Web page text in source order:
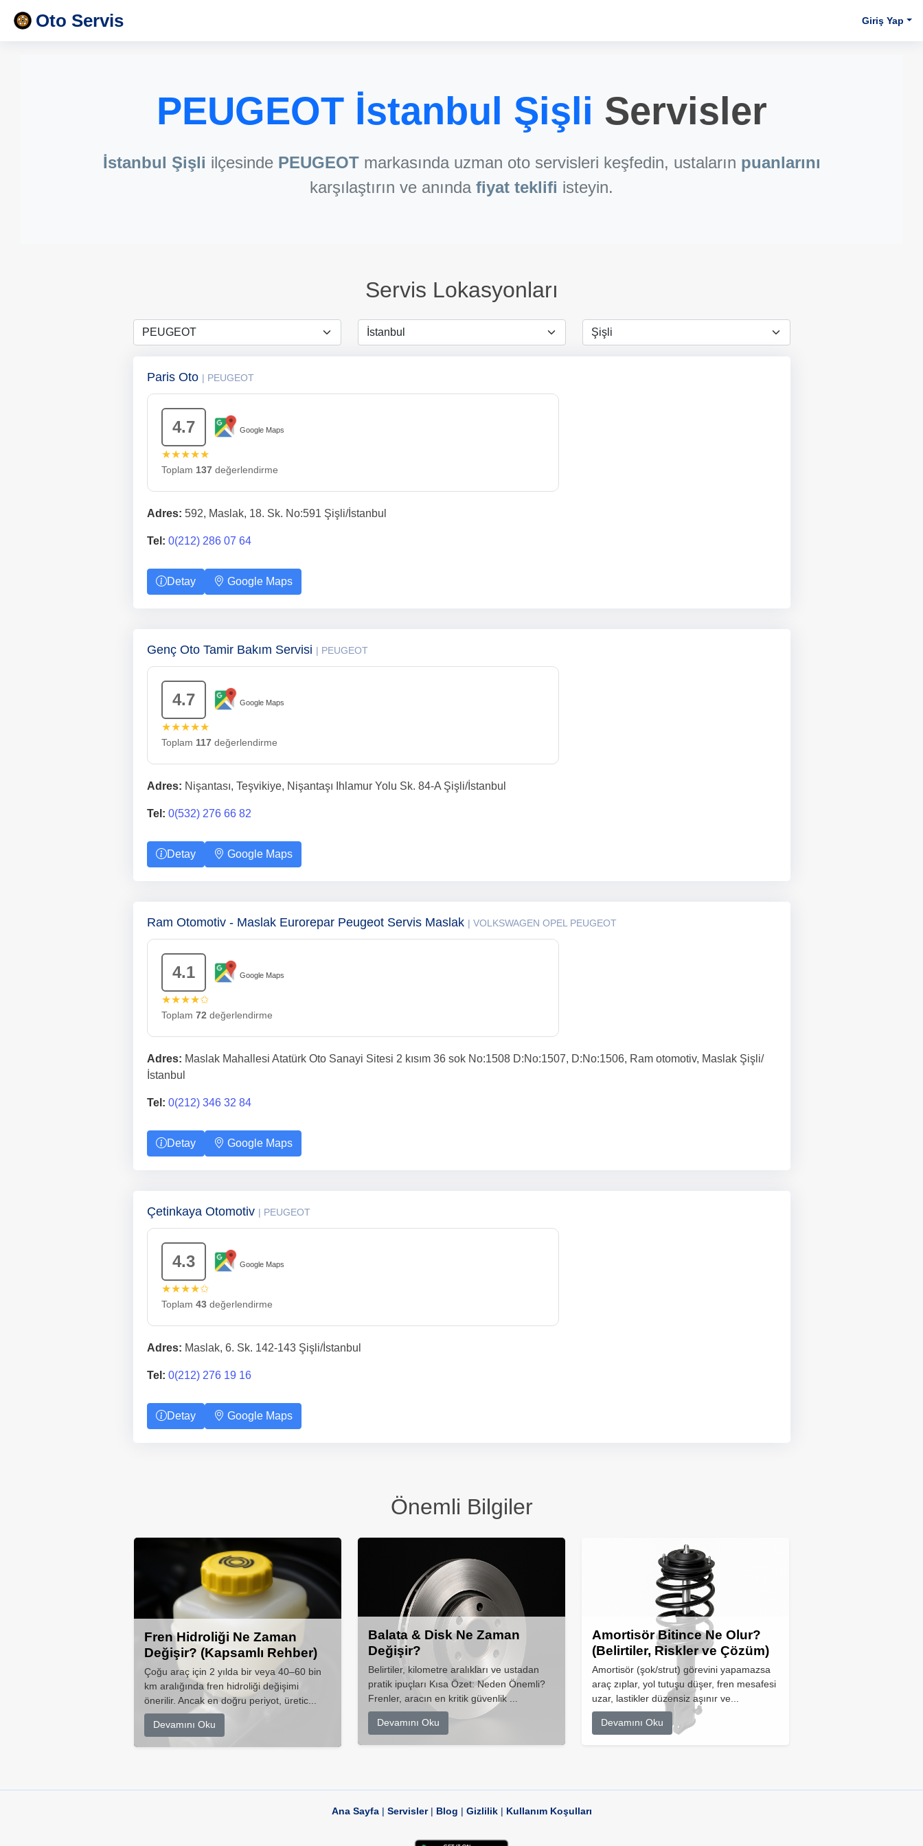
Oto Servis Giriş Yap
PEUGEOT İstanbul Şişli Servisler
İstanbul Şişli ilçesinde PEUGEOTmarkasında uzman oto servisleri keşfedin, ustaların puanlarını
karşılaştırın ve anında fiyat teklifi isteyin.
Servis Lokasyonları
Paris Oto | PEUGEOT
4.7 Google Maps
★★★★★
Toplam 137değerlendirme
Adres: 592, Maslak, 18. Sk. No:591 Şişli/İstanbul
Tel: 0(212) 286 07 64
Detay Google Maps
Genç Oto Tamir Bakım Servisi | PEUGEOT
4.7 Google Maps
★★★★★
Toplam 117değerlendirme
Adres: Nişantası, Teşvikiye, Nişantaşı Ihlamur Yolu Sk. 84-A Şişli/İstanbul
Tel: 0(532) 276 66 82
Detay Google Maps
Ram Otomotiv - Maslak Eurorepar Peugeot Servis Maslak | VOLKSWAGEN OPEL PEUGEOT
4.1 Google Maps
★★★★✩
Toplam 72 değerlendirme
Adres: Maslak Mahallesi Atatürk Oto Sanayi Sitesi 2 kısım 36 sok No:1508 D:No:1507, D:No:1506, Ram otomotiv, Maslak Şişli/
İstanbul
Tel: 0(212) 346 32 84
Detay Google Maps
Çetinkaya Otomotiv | PEUGEOT
4.3 Google Maps
★★★★✩
Toplam 43değerlendirme
Adres: Maslak, 6. Sk. 142-143 Şişli/İstanbul
Tel: 0(212) 276 19 16
Detay Google Maps
Önemli Bilgiler
Fren Hidroliği Ne Zaman
Değişir? (Kapsamlı Rehber)
Çoğu araç için 2 yılda bir veya 40–60 bin
km aralığında fren hidroliği değişimi
önerilir. Ancak en doğru periyot, üretic...
Devamını Oku
Balata & Disk Ne Zaman
Değişir?
Belirtiler, kilometre aralıkları ve ustadan
pratik ipuçları Kısa Özet: Neden Önemli?
Frenler, aracın en kritik güvenlik ...
Devamını Oku
Amortisör Bitince Ne Olur?
(Belirtiler, Riskler ve Çözüm)
Amortisör (şok/strut) görevini yapamazsa
araç zıplar, yol tutuşu düşer, fren mesafesi
uzar, lastikler düzensiz aşınır ve...
Devamını Oku
Ana Sayfa| Servisler| Blog | Gizlilik| Kullanım Koşulları